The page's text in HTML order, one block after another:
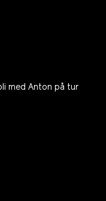
med Anton på tur